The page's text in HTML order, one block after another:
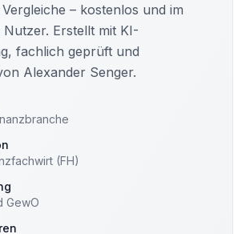
– kostenlos und im
Erstellt mit KI-
fachlich geprüft und
Alexander Senger.
(FH)
GewO